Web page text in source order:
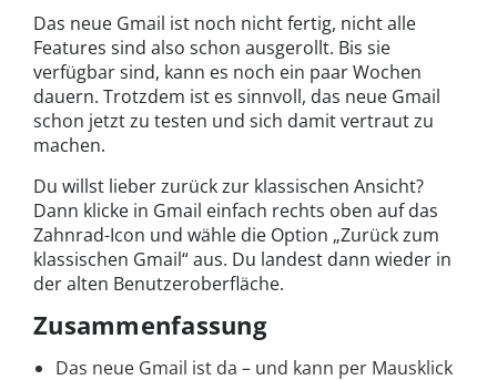
Das neue Gmail ist noch nicht fertig, nicht alle
Features sind also schon ausgerollt. Bis sie
verfügbar sind, kann es noch ein paar Wochen
dauern. Trotzdem ist es sinnvoll, das neue Gmail
schon jetzt zu testen und sich damit vertraut zu
machen.
Du willst lieber zurück zur klassischen Ansicht?
Dann klicke in Gmail einfach rechts oben auf das
Zahnrad-Icon und wähle die Option „Zurück zum
klassischen Gmail“ aus. Du landest dann wieder in
der alten Benutzeroberfläche.
Zusammenfassung
Das neue Gmail ist da – und kann per Mausklick